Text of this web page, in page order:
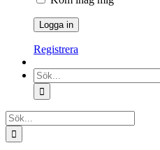
Registrera
Sök
efter:
Sök
efter: